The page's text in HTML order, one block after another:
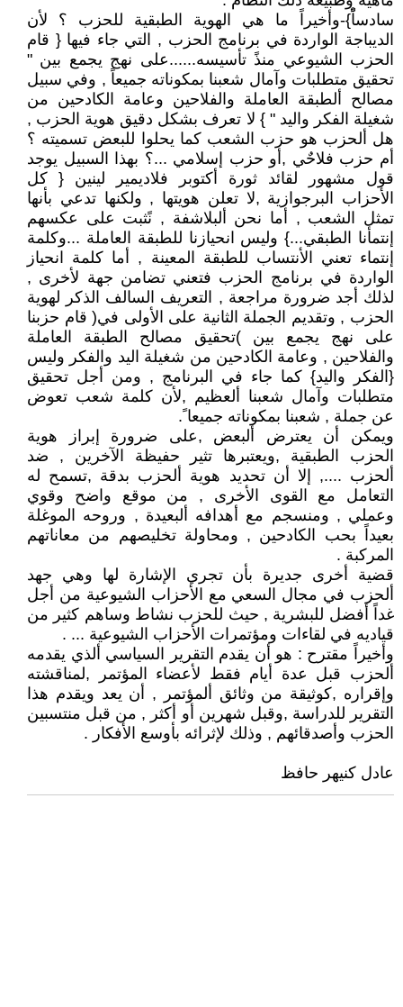
سادساًْ}-وأخيراً ما هي الهوية الطبقية للحزب ؟ لأن
الديباجة الواردة في برنامج الحزب , التي جاء فيها { قام
الحزب الشيوعي منذً تأسيسه......على نهج يجمع بين "
تحقيق متطلبات وآمال شعبنا بمكوناته جميعاً , وفي سبيل
مصالح ألطبقة العاملة والفلاحين وعامة الكادحين من
شغيلة الفكر واليد " } لا تعرف بشكل دقيق هوية الحزب ,
هل ألحزب هو حزب الشعب كما يحلوا للبعض تسميته ؟
أم حزب فلاحٌي ,أو حزب إسلامي ...؟ بهذا السبيل يوجد
قول مشهور لقائد ثورة أكتوبر فلاديمير لينين { كل
الأحزاب البرجوازية ,لا تعلن هويتها , ولكنها تدعي بأنها
تمثل الشعب , أما نحن ألبلاشفة , نًثبت على عكسهم
إنتمأنا الطبقي...} وليس انحيازنا للطبقة العاملة ...وكلمة
إنتماء تعني الأنتساب للطبقة المعينة , أما كلمة انحياز
الواردة في برنامج الحزب فتعني تضامن جهة لأخرى ,
لذلك أجد ضرورة مراجعة , التعريف السالف الذكر لهوية
الحزب , وتقديم الجملة الثانية على الأولى في( قام حزبنا
على نهج يجمع بين )تحقيق مصالح الطبقة العاملة
والفلاحين , وعامة الكادحين من شغيلة اليد والفكر وليس
{الفكر واليد} كما جاء في البرنامج , ومن أجل تحقيق
متطلبات وآمال شعبنا ألعظيم ,لأن كلمة شعب تعوض
عن جملة , شعبنا بمكوناته جميعا ً.
ويمكن أن يعترض ألبعض ,على ضرورة إبراز هوية
الحزب الطبقية ,ويعتبرها تثير حفيظة الآخرين , ضد
ألحزب ...., إلا أن تحديد هوية ألحزب بدقة ,تسمح له
التعامل مع القوى الأخرى , من موقع واضح وقوي
وعملي , ومنسجم مع أهدافه ألبعيدة , وروحه الموغلة
بعيداً بحب الكادحين , ومحاولة تخليصهم من معاناتهم
المركبة .
قضية أخرى جديرة بأن تجري الإشارة لها وهي جهد
ألحزب في مجال السعي مع الأحزاب الشيوعية من أجل
غداً أفضل للبشرية , حيث للحزب نشاط وساهم كثير من
قياديه في لقاءات ومؤتمرات الأحزاب الشيوعية ... .
وأخيراً مقترح : هو أن يقدم التقرير السياسي ألذي يقدمه
ألحزب قبل عدة أيام فقط لأعضاء المؤتمر ,لمناقشته
وإقراره ,كوثيقة من وثائق ألمؤتمر , أن يعد ويقدم هذا
التقرير للدراسة ,وقبل شهرين أو أكثر , من قبل منتسبين
الحزب وأصدقائهم , وذلك لإثرائه بأوسع الأفكار .
عادل كنيهر حافظ